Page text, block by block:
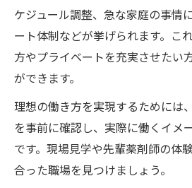
ケジュール調整、急な家庭の事情
ート体制などが挙げられます。こ
方やプライベートを充実させたい
ができます。
理想の働き方を実現するためには
を事前に確認し、実際に働くイメ
です。現場見学や先輩薬剤師の体
合った職場を見つけましょう。